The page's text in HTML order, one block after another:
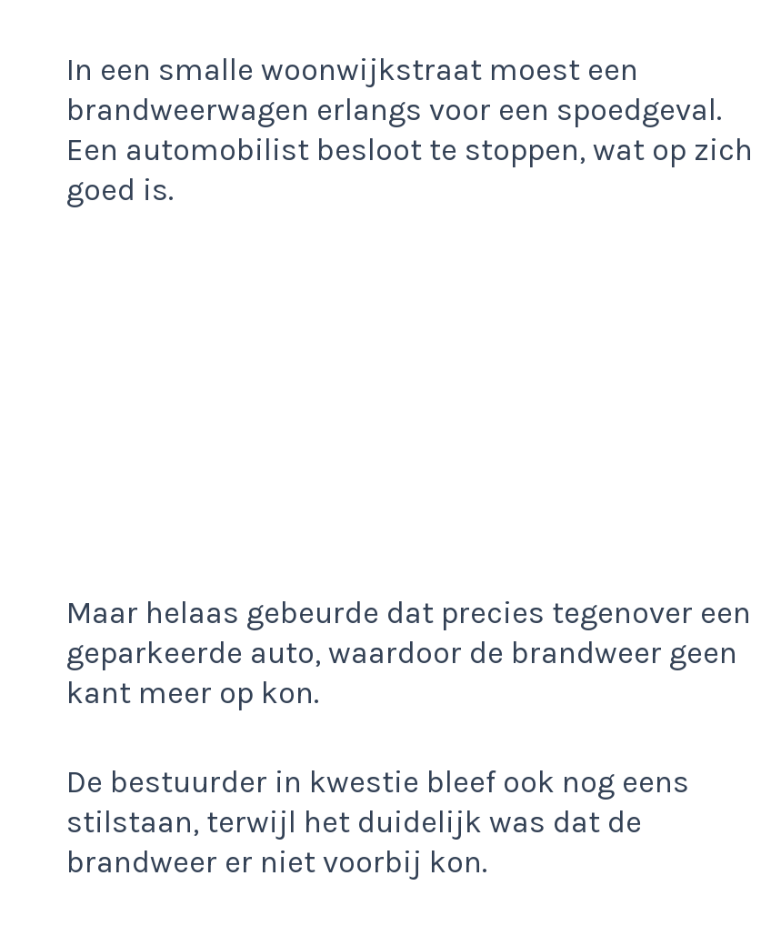
In een smalle woonwijkstraat moest een
brandweerwagen erlangs voor een spoedgeval.
Een automobilist besloot te stoppen, wat op zich
goed is.
Maar helaas gebeurde dat precies tegenover een
geparkeerde auto, waardoor de brandweer geen
kant meer op kon.
De bestuurder in kwestie bleef ook nog eens
stilstaan, terwijl het duidelijk was dat de
brandweer er niet voorbij kon.